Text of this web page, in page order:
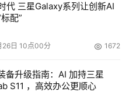
程和第二阶段职业技能课
期内系统、全面、深入、专
分析、设计和管理；系统架
握编程技术并具备软件开发
代 三星Galaxy系列让创新AI
配”
日 10点00分 1672
备升级指南：AI 加持三星
S11 ，高效办公更顺心